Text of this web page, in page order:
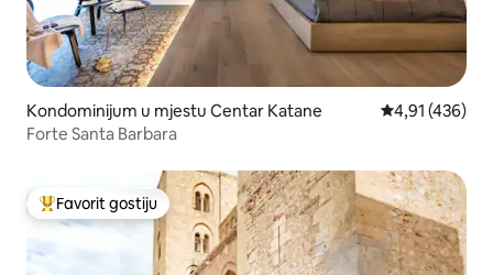
Kondominijum u mjestu Centar Katane prosječna
4,91 (436)
Forte Santa Barbara
Glavni favorit gostiju
Favorit gostiju